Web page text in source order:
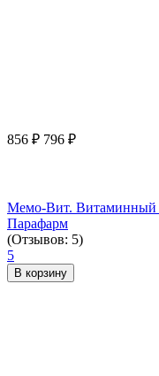
856 ₽ 796 ₽
Мемо-Вит. Витаминный
Парафарм
(Отзывов: 5)
5
В корзину